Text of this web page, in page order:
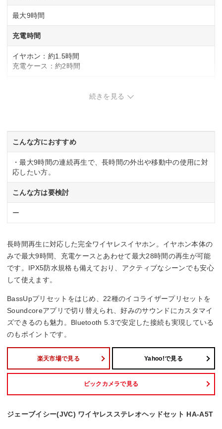
最大9時間
充電時間
イヤホン：約1.5時間
充電ケース：約2時間
カラー
ブラック
続きを見る
こんな方におすすめ
・最大9時間の連続再生で、長時間の外出や移動中の使用に対
応したい方。
こんな方は要検討
ー
長時間再生に対応した完全ワイヤレスイヤホン。イヤホン本体の
みで最大9時間、充電ケースとあわせて最大28時間の再生が可能
です。IPX5防水規格も備えており、アクティブなシーンでも安心
して使えます。
BassUpプリセットをはじめ、22種のイコライザープリセットを
Soundcoreアプリで切り替えられ、好みのサウンドにカスタマイ
ズできるのも魅力。Bluetooth 5.3で安定した接続も実現している
のもポイントです。
楽天市場で見る Yahoo!で見る
ビックカメラで見る
ジェーブイシー(JVC) ワイヤレスステレオヘッドセット HA-A5T